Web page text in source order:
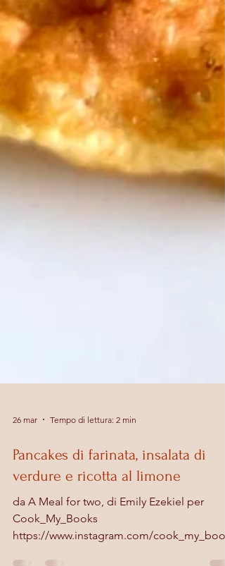
Pancakes di farinata, insalata di
verdure e ricotta al limone